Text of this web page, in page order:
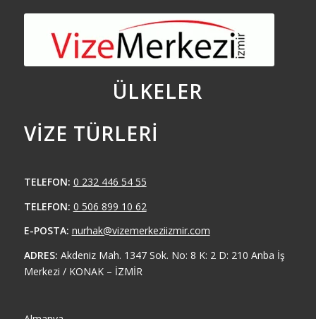
ÜLKELER
VIZE TÜRLERI
TELEFON: 0 232 446 54 55
TELEFON: 0 506 899 10 62
E-POSTA: nurhak@vizemerkeziizmir.com
ADRES: Akdeniz Mah. 1347 Sok. No: 8 K: 2 D: 210 Anba İş
Merkezi / KONAK – İZMİR